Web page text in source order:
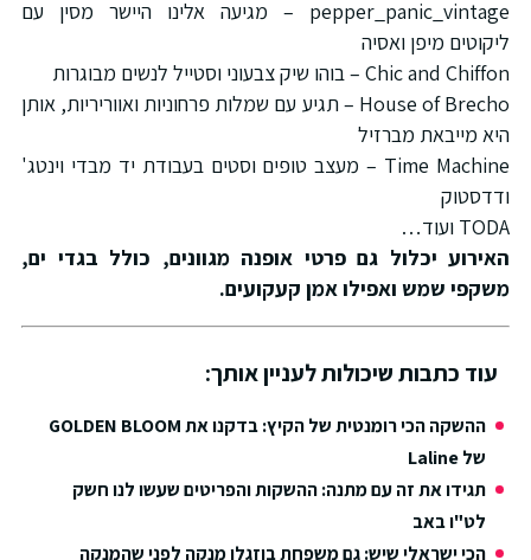
pepper_panic_vintage – מגיעה אלינו היישר מסין עם
ליקוטים מיפן ואסיה
Chic and Chiffon – בוהו שיק צבעוני וסטייל לנשים מבוגרות
House of Brecho – תגיע עם שמלות פרחוניות ואווריריות, אותן
היא מייבאת מברזיל
Time Machine – מעצב טופים וסטים בעבודת יד מבדי וינטג'
ודדסטוק
TODA ועוד…
האירוע יכלול גם פרטי אופנה מגוונים, כולל בגדי ים,
משקפי שמש ואפילו אמן קעקועים.
עוד כתבות שיכולות לעניין אותך:
ההשקה הכי רומנטית של הקיץ: בדקנו את GOLDEN BLOOM
של Laline
תגידו את זה עם מתנה: ההשקות והפריטים שעשו לנו חשק
לט"ו באב
הכי ישראלי שיש: גם משפחת בוזגלו מנקה לפני שהמנקה